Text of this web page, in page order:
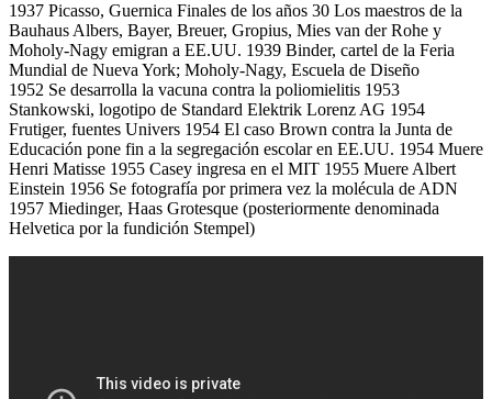
1937 Picasso, Guernica Finales de los años 30 Los maestros de la
Bauhaus Albers, Bayer, Breuer, Gropius, Mies van der Rohe y
Moholy-Nagy emigran a EE.UU. 1939 Binder, cartel de la Feria
Mundial de Nueva York; Moholy-Nagy, Escuela de Diseño
1952 Se desarrolla la vacuna contra la poliomielitis 1953
Stankowski, logotipo de Standard Elektrik Lorenz AG 1954
Frutiger, fuentes Univers 1954 El caso Brown contra la Junta de
Educación pone fin a la segregación escolar en EE.UU. 1954 Muere
Henri Matisse 1955 Casey ingresa en el MIT 1955 Muere Albert
Einstein 1956 Se fotografía por primera vez la molécula de ADN
1957 Miedinger, Haas Grotesque (posteriormente denominada
Helvetica por la fundición Stempel)